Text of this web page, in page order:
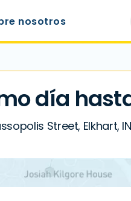
nosotros
día
Street, Elkhart, IN